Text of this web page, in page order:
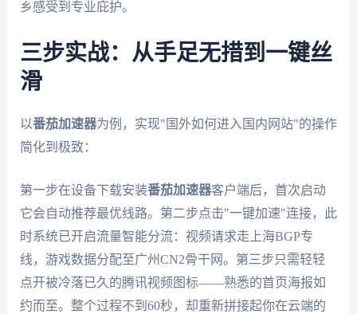
乡感受到专业庇护。
三步实战：从手足无措到一键丝
滑
以番茄加速器为例，实现"国外如何进入国内网站"的操作
简化到极致：
第一步在设备下载安装番茄加速器客户端后，首次启动
它会自动推荐最优线路。第二步点击"一键加速"连接，此
时系统已开启流量智能分流：视频请求走上海BGP专
线，游戏数据分配至广州CN2骨干网。第三步只需轻轻
点开被冷落已久的腾讯视频图标——熟悉的首页海报如
约而至。整个过程不到60秒，却重新拼接起你在云端的